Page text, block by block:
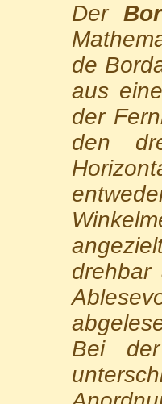
Der
de
aus
der
den
drehbar
Bei